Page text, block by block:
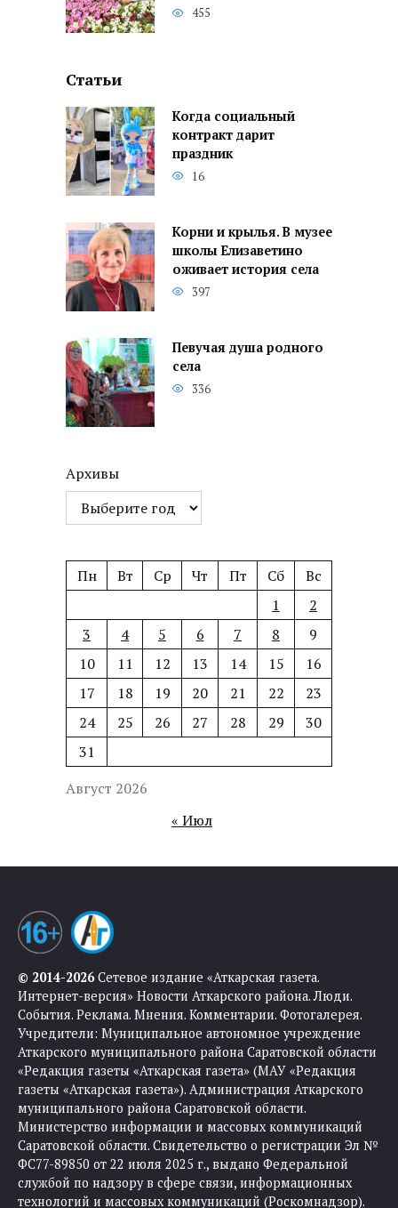
455
Статьи
Когда социальный
контракт дарит
праздник
16
Корни и крылья. В музее
школы Елизаветино
оживает история села
397
Певучая душа родного
села
336
Архивы
Август 2026
Пн Вт Ср Чт Пт Сб
Вс
1
2
3
4 5 6 7 8
9
10
11 12 13 14 15
16
17
18 19 20 21 22
23
24
25 26 27 28 29
30
31
« Июл
© 2014-2026Сетевое издание «Аткарская газета.
Интернет-версия» Новости Аткарского района. Люди.
События. Реклама. Мнения. Комментарии. Фотогалерея.
Учредители: Муниципальное автономное учреждение
Аткарского муниципального района Саратовской области
«Редакция газеты «Аткарская газета» (МАУ «Редакция
газеты «Аткарская газета»). Администрация Аткарского
муниципального района Саратовской области.
Министерство информации и массовых коммуникаций
Саратовской области. Свидетельство о регистрации Эл №
ФС77-89850 от 22 июля 2025 г., выдано Федеральной
службой по надзору в сфере связи, информационных
технологий и массовых коммуникаций (Роскомнадзор).